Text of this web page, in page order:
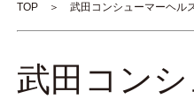
TOP＞ 武田コンシューマーヘル
武田コン